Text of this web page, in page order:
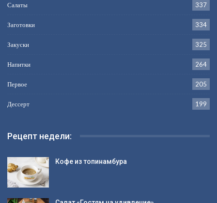
Салаты 337
Заготовки 334
Закуски 325
Напитки 264
Первое 205
Дессерт 199
Рецепт недели:
Кофе из топинамбура